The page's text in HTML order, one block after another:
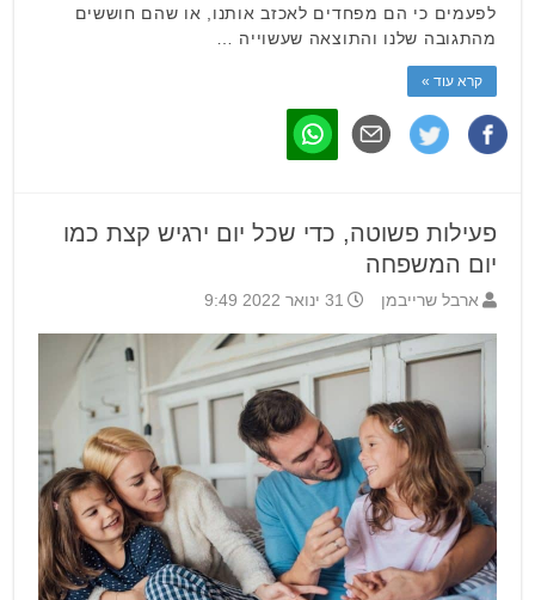
לפעמים כי הם מפחדים לאכזב אותנו, או שהם חוששים
מהתגובה שלנו והתוצאה שעשוייה …
קרא עוד »
פעילות פשוטה, כדי שכל יום ירגיש קצת כמו
יום המשפחה
ארבל שרייבמן 31 ינואר 2022 9:49